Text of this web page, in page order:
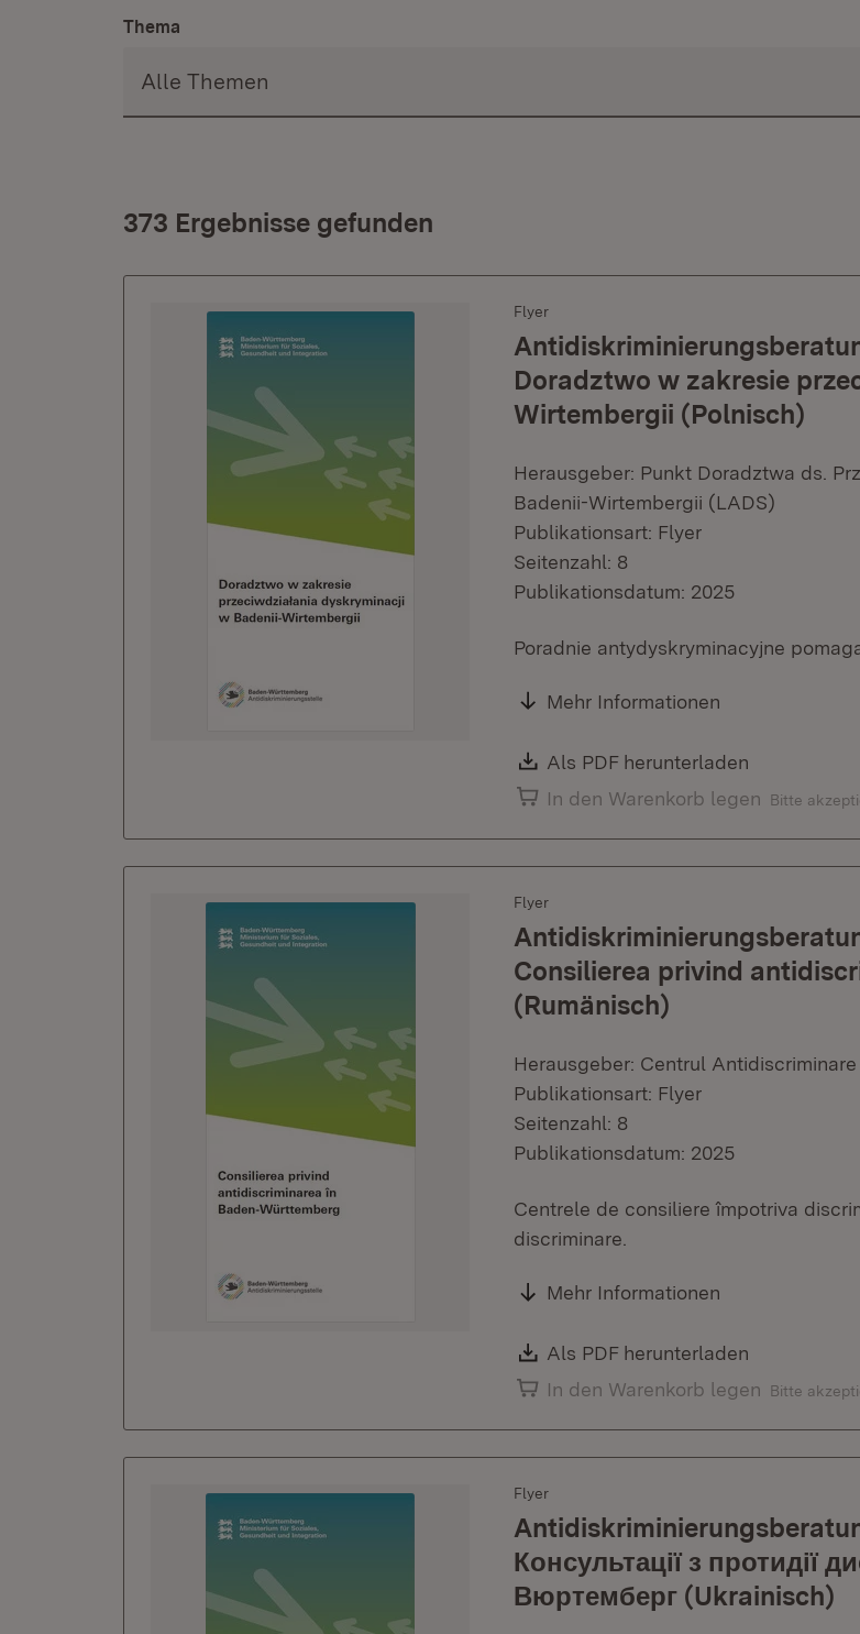
Thema
373 Ergebnisse gefunden
Flyer
Doradztwo w zakresie
Wirtembergii (Polnisch)
Herausgeber: Punkt Doradztwa ds.
Badenii-Wirtembergii (LADS)
Publikationsart: Flyer
Seitenzahl: 8
Publikationsdatum: 2025
Poradnie antydyskryminacyjne
Mehr Informationen
Download:
Als PDF herunterladen
In den Warenkorb legen
Bitte
Flyer
Consilierea privind
(Rumänisch)
Herausgeber: Centrul
Publikationsart: Flyer
Seitenzahl: 8
Publikationsdatum: 2025
Centrele de consiliere împotriva
discriminare.
Mehr Informationen
Download:
Als PDF herunterladen
In den Warenkorb legen
Bitte
Flyer
Консультації з протидії
Вюртемберг (Ukrainisch)